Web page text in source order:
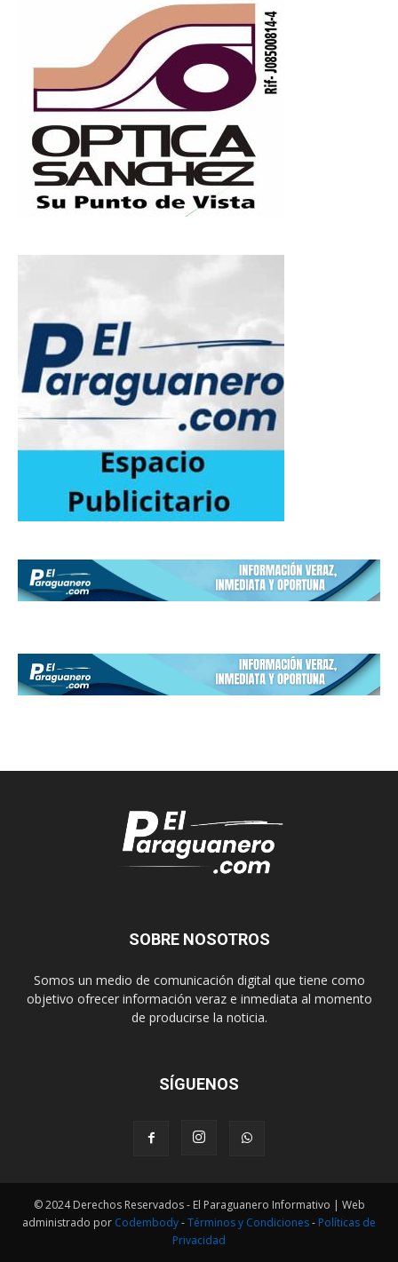
SOBRE NOSOTROS
Somos un medio de comunicación digital que tiene como
objetivo ofrecer información veraz e inmediata al momento
de producirse la noticia.
SÍGUENOS
© 2024 Derechos Reservados - El Paraguanero Informativo | Web
administrado por Codembody-Términos y Condiciones- Políticas de
Privacidad